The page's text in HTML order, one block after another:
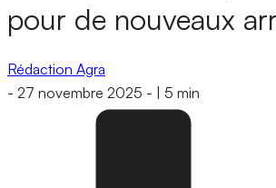
pour de nouveaux
Rédaction Agra
- 27 novembre 2025 - 5 min